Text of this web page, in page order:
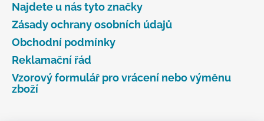
Najdete u nás tyto značky
Zásady ochrany osobních údajů
Obchodní podmínky
Reklamační řád
Vzorový formulář pro vrácení nebo výměnu
zboží